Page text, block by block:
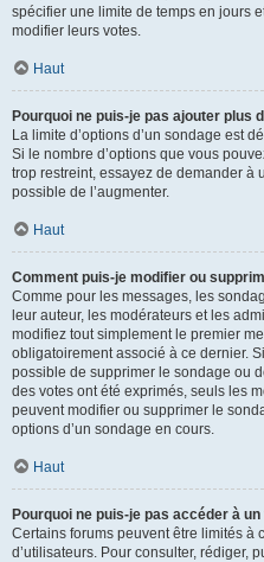
spécifier une limite de temps en jours
modifier leurs votes.
Haut
Pourquoi ne puis-je pas ajouter plus
La limite d’options d’un sondage est
Si le nombre d’options que vous
trop restreint, essayez de demander à
possible de l’augmenter.
Haut
Comment puis-je modifier ou
Comme pour les messages, les
leur auteur, les modérateurs et les
modifiez tout simplement le premier
obligatoirement associé à ce dernier.
possible de supprimer le sondage ou
des votes ont été exprimés, seuls les
peuvent modifier ou supprimer le
options d’un sondage en cours.
Haut
Pourquoi ne puis-je pas accéder à
Certains forums peuvent être limités à
d’utilisateurs. Pour consulter, rédiger,